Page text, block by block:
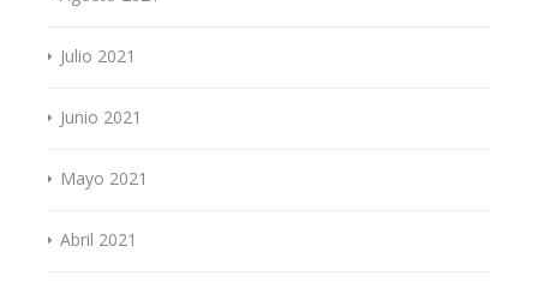
Julio 2021
Junio 2021
Mayo 2021
Abril 2021